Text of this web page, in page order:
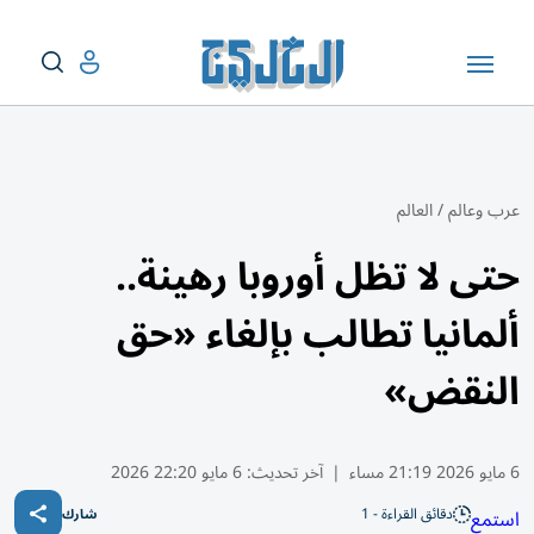
عرب وعالم/العالم
حتى لا تظل أوروبا رهينة..
ألمانيا تطالب بإلغاء «حق
النقض»
6 مايو 2026 21:19 مساء | آخر تحديث:6 مايو 22:20 2026
استمع دقائق القراءة - 1 شارك